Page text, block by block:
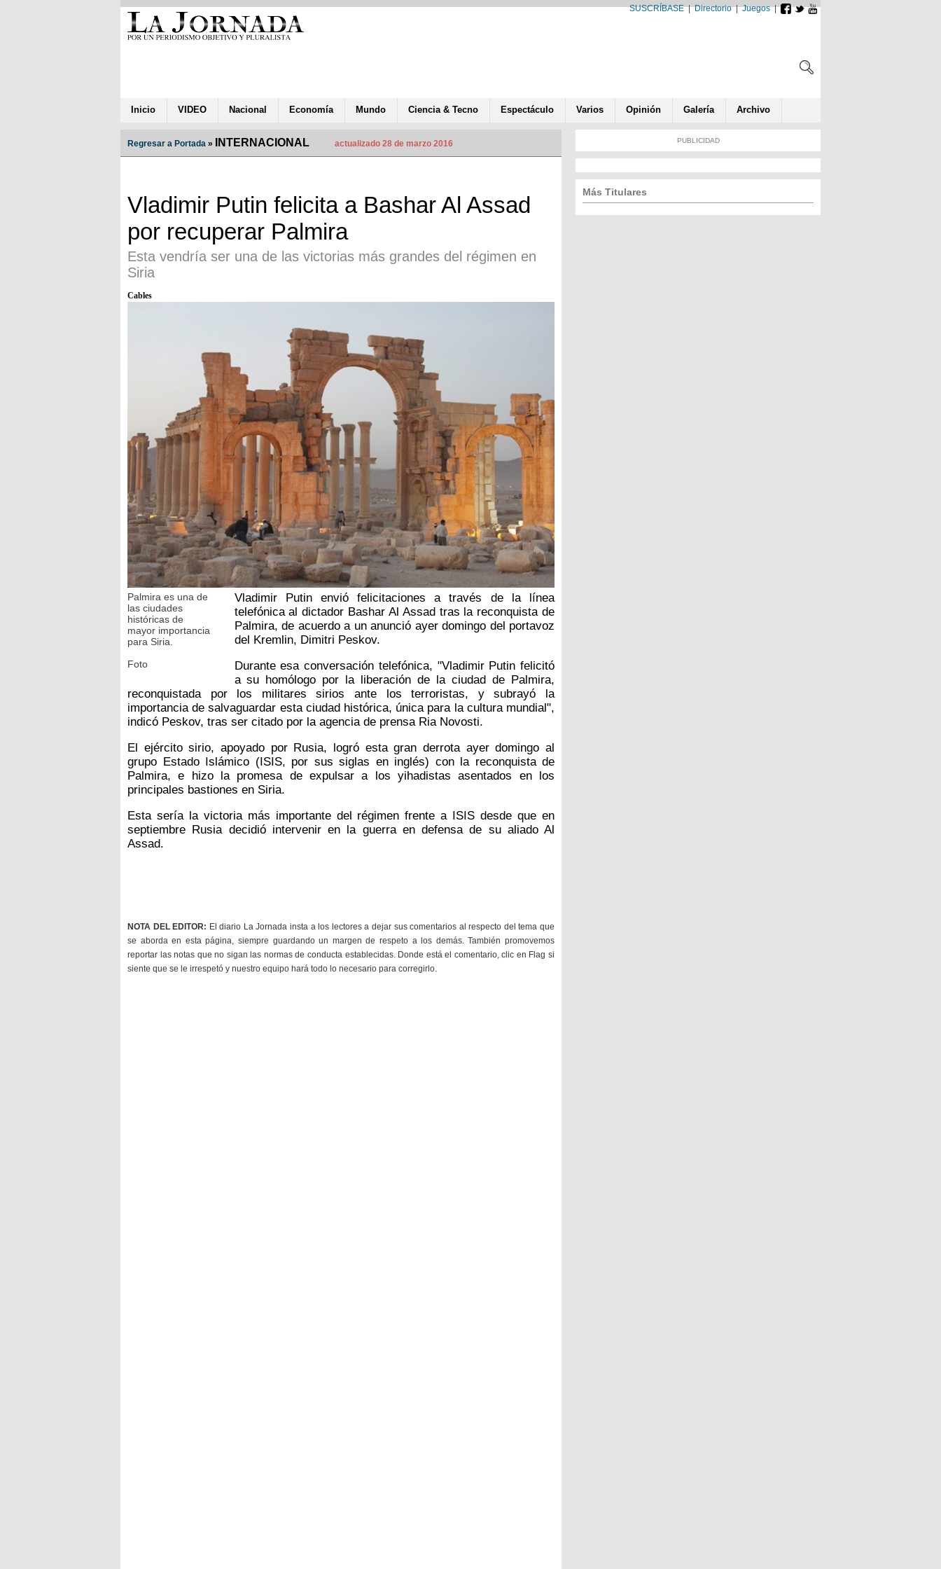
SUSCRÍBASE|Directorio|Juegos|
Inicio VIDEO Nacional Economía Mundo Ciencia & Tecno Espectáculo Varios Opinión Galería Archivo
Regresar a Portada » INTERNACIONAL actualizado 28 de marzo 2016
Vladimir Putin felicita a Bashar Al Assad
por recuperar Palmira
Esta vendría ser una de las victorias más grandes del régimen en
Siria
Cables
Palmira es una de
las ciudades
históricas de
mayor importancia
para Siria.
Foto
Vladimir Putin envió felicitaciones a través de la línea
telefónica al dictador Bashar Al Assad tras la reconquista de
Palmira, de acuerdo a un anunció ayer domingo del portavoz
del Kremlin, Dimitri Peskov.
Durante esa conversación telefónica, "Vladimir Putin felicitó
a su homólogo por la liberación de la ciudad de Palmira,
reconquistada por los militares sirios ante los terroristas, y subrayó la
importancia de salvaguardar esta ciudad histórica, única para la cultura mundial",
indicó Peskov, tras ser citado por la agencia de prensa Ria Novosti.
El ejército sirio, apoyado por Rusia, logró esta gran derrota ayer domingo al
grupo Estado Islámico (ISIS, por sus siglas en inglés) con la reconquista de
Palmira, e hizo la promesa de expulsar a los yihadistas asentados en los
principales bastiones en Siria.
Esta sería la victoria más importante del régimen frente a ISIS desde que en
septiembre Rusia decidió intervenir en la guerra en defensa de su aliado Al
Assad.
NOTA DEL EDITOR: El diario La Jornada insta a los lectores a dejar sus comentarios al respecto del tema que
se aborda en esta página, siempre guardando un margen de respeto a los demás. También promovemos
reportar las notas que no sigan las normas de conducta establecidas. Donde está el comentario, clic en Flag si
siente que se le irrespetó y nuestro equipo hará todo lo necesario para corregirlo.
PUBLICIDAD
Más Titulares